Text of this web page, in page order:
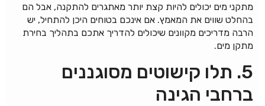
מתקני מים יכולים להיות קצת יותר מאתגרים להתקנה, אבל הם
בהחלט שווים את המאמץ. אם אינכם בטוחים היכן להתחיל, יש
הרבה מדריכים מקוונים שיכולים להדריך אתכם בתהליך בחירת
מתקן מים.
5. תלו קישוטים מסוגננים
ברחבי הגינה